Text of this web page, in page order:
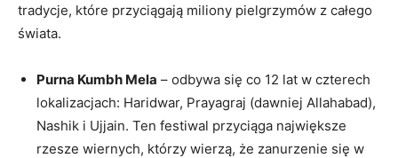
tradycje, które przyciągają miliony pielgrzymów z całego
świata.
Purna Kumbh Mela – odbywa się co 12 lat w czterech
lokalizacjach: Haridwar, Prayagraj (dawniej Allahabad),
Nashik i Ujjain. Ten festiwal przyciąga największe
rzesze wiernych, którzy wierzą, że zanurzenie się w